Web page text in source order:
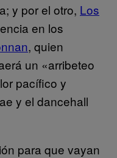
y por el otro, Los
en los
, quien
un «arribeteo
pacífico y
y el dancehall
para que vayan